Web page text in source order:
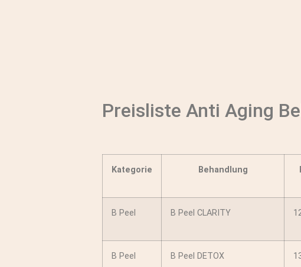
Preisliste Anti Aging
Kategorie Behandlung
B Peel B Peel CLARITY
B Peel B Peel DETOX